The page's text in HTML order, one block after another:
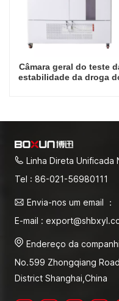
Câmara geral do teste
estabilidade da droga
Linha Direta Unificada
Tel : 86-021-56980111
Envia-nos um email ：
E-mail :
Endereço da
No.599 Zhongqiang
District Shanghai,China